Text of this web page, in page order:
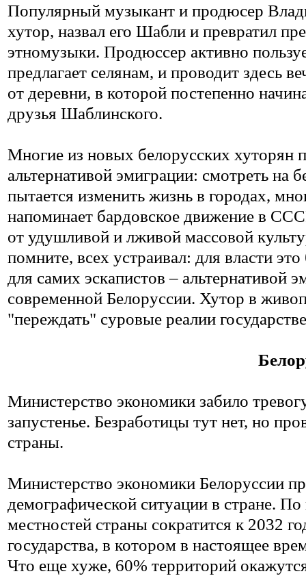
Популярный музыкант и продюсер
хутор, назвал его Шабли и превратил
этномузыки. Продюссер активно
предлагает селянам, и проводит здесь
от деревни, в которой постепенно
друзья Шаблинского.
Многие из новых белорусских хуторян
альтернативой эмиграции: смотреть на
пытается изменить жизнь в городах,
напоминает бардовское движение в
от удушливой и лживой массовой
помните, всех устраивал: для власти
для самих эскапистов –
современной Белоруссии. Хутор в
"переждать" суровые реалии
Министерство экономики забило
запустенье. Безработицы тут нет, но
страны.
Министерство экономики Белоруссии
демографической ситуации в стране. По
местностей страны сократится к 2032
государства, в котором в настоящее
Что еще хуже, 60% территорий